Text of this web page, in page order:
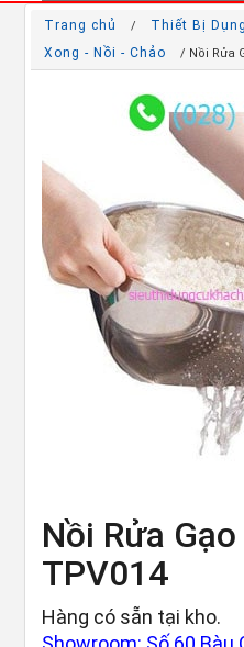
Trang chủ / Thiết Bị
Xong - Nồi - Chảo / Nồi Rửa
Nồi Rửa
TPV014
Hàng có sẵn tại kho.